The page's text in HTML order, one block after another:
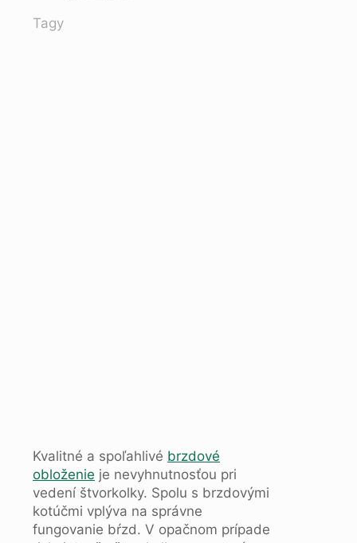
Tagy
Kvalitné a spoľahlivé brzdové
obloženie je nevyhnutnosťou pri
vedení štvorkolky. Spolu s brzdovými
kotúčmi vplýva na správne
fungovanie bŕzd. V opačnom prípade